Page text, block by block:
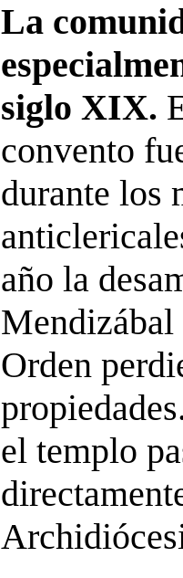
La
siglo XIX.
convento
durante los
año la
Orden
el templo